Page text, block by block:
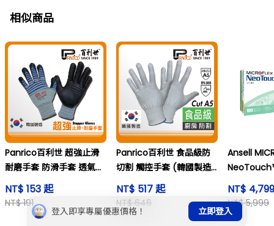
相似商品
Panrico百利世 超強止滑
耐磨手套 防滑手套 透氣防
滑工作手套 PS-200
NT$ 153 起
NT$ 191
Panrico百利世 食品級防
切割 觸控手套 (韓國製造 /
食品級 / 防切割手套)
CUT A5F
NT$ 517 起
NT$ 646
Ansell
NT$
NT$ 5,999
登入即享專屬優惠價格！ 立即登入